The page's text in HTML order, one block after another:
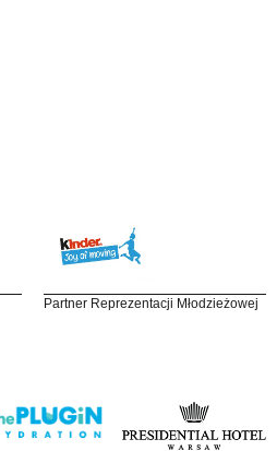
Partner Reprezentacji Młodzieżowej